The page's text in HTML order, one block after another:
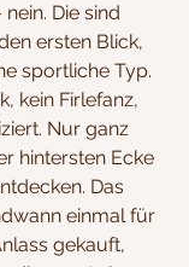
Die sind
ersten Blick,
sportliche Typ.
kein Firlefanz,
Nur ganz
hintersten Ecke
Das
einmal für
gekauft,